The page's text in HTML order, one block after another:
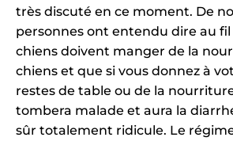
très discuté en ce moment. De
personnes ont entendu dire au fil
chiens doivent manger de la
chiens et que si vous donnez à
restes de table ou de la
tombera malade et aura la
sûr totalement ridicule. Le